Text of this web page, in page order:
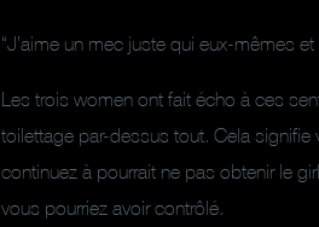
“J’aime un mec juste qui eux-mêmes
Les trois women ont fait écho à ces
toilettage par-dessus tout. Cela
continuez à pourrait ne pas obtenir le
vous pourriez avoir contrôlé.